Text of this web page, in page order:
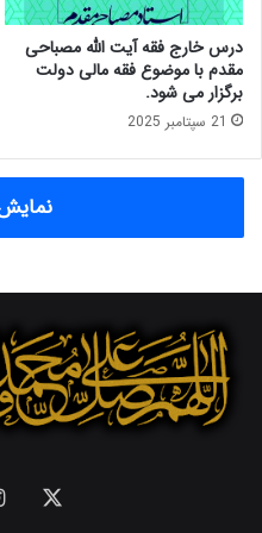
ج
م
》
.
ا
م
ح
و
ر
د
ق
ص
درس خارج فقه آیت الله مصباحی
مقدم با موضوع فقه مالی دولت
برگزار می شود.
21 سپتامبر 2025